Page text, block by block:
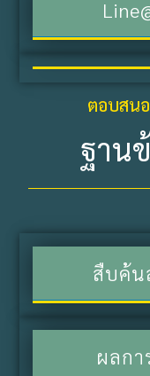
ตอบสน
ฐาน
สืบค้น
ผลกา